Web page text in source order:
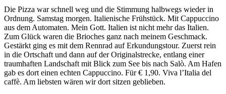
Die Pizza war schnell weg und die Stimmung halbwegs wieder in
Ordnung. Samstag morgen. Italienische Frühstück. Mit Cappuccino
aus dem Automaten. Mein Gott. Italien ist nicht mehr das Italien.
Zum Glück waren die Brioches ganz nach meinem Geschmack.
Gestärkt ging es mit dem Rennrad auf Erkundungstour. Zuerst rein
in die Ortschaft und dann auf der Originalstrecke, entlang einer
traumhaften Landschaft mit Blick zum See bis nach Salò. Am Hafen
gab es dort einen echten Cappuccino. Für € 1,90. Viva l’Italia del
caffè. Am liebsten wären wir dort sitzen geblieben.